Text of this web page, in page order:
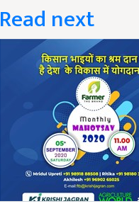
Read next